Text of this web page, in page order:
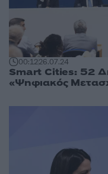
00:1226.07.24
Smart Cities: 52
«Ψηφιακός